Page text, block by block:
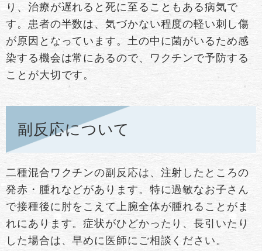
り、治療が遅れると死に至ることもある病気で
す。患者の半数は、気づかない程度の軽い刺し傷
が原因となっています。土の中に菌がいるため感
染する機会は常にあるので、ワクチンで予防する
ことが大切です。
副反応について
二種混合ワクチンの副反応は、注射したところの
発赤・腫れなどがあります。特に過敏なお子さん
で接種後に肘をこえて上腕全体が腫れることがま
れにあります。症状がひどかったり、長引いたり
した場合は、早めに医師にご相談ください。